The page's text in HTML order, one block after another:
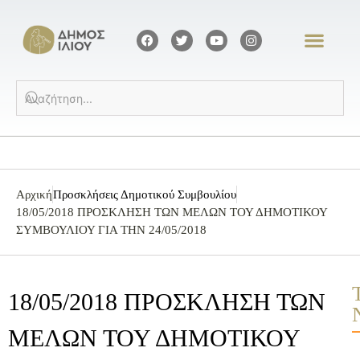
ΑρχικήΠροσκλήσεις Δημοτικού Συμβουλίου
18/05/2018 ΠΡΟΣΚΛΗΣΗ ΤΩΝ ΜΕΛΩΝ ΤΟΥ ΔΗΜΟΤΙΚΟΥ
ΣΥΜΒΟΥΛΙΟΥ ΓΙΑ ΤΗΝ 24/05/2018
18/05/2018 ΠΡΟΣΚΛΗΣΗ ΤΩΝ
ΜΕΛΩΝ ΤΟΥ ΔΗΜΟΤΙΚΟΥ